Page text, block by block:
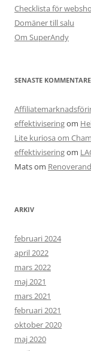
Checklista för
Domäner till salu
Om SuperAndy
SENASTE
effektiviseringom
Lite kuriosa om
effektiviseringom
Matsom
ARKIV
februari 2024
april 2022
mars 2022
maj 2021
mars 2021
februari 2021
oktober 2020
maj 2020